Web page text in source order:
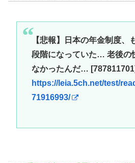
【悲報】日本の年金制度、
段階になっていた… 老後の
なかったんだ…
https://leia.5ch.net/test/
71916993/